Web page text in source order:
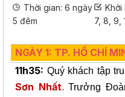
Thời gian: 6 ngày
5 đêm
Khởi
7, 8, 9,
NGÀY 1: TP. HỒ CHÍ
11h35: Quý khách tập
Sơn Nhất.Trưởng